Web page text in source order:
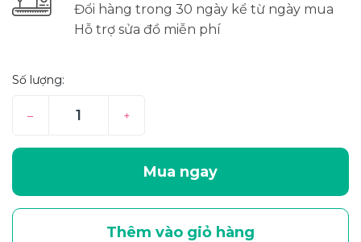
Đổi hàng trong 30 ngày kể từ ngày mua
Hỗ trợ sửa đồ miễn phí
Số lượng:
– +
Mua ngay
Thêm vào giỏ hàng